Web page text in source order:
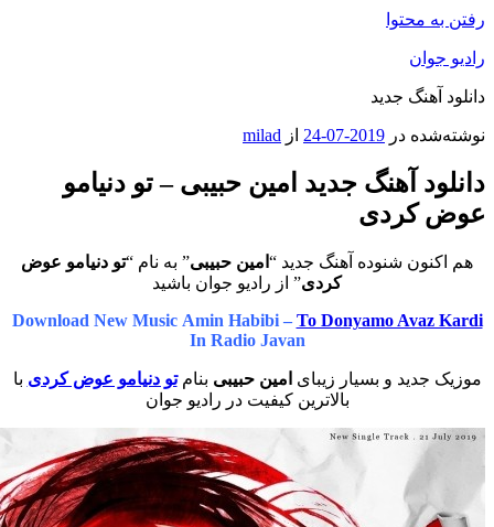
جدید
در 2019-07-24 ازmilad
آهنگ جدید امین حبیبی – تو دنیامو
شنوده آهنگ جدید “امین حبیبی” به نام “تو دنیامو عوض
” از رادیو جوان باشید
Download New Music Amin Habibi –To Donyamo
In Radio Javan
و بسیار زیبایامین حبیبیبنامتو دنیامو عوض کردیبا
بالاترین کیفیت در رادیو جوان